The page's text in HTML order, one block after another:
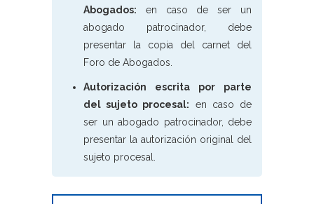
Abogados: en caso de ser un
abogado patrocinador, debe
presentar la copia del carnet del
Foro de Abogados.
Autorización escrita por parte
del sujeto procesal: en caso de
ser un abogado patrocinador, debe
presentar la autorización original del
sujeto procesal.